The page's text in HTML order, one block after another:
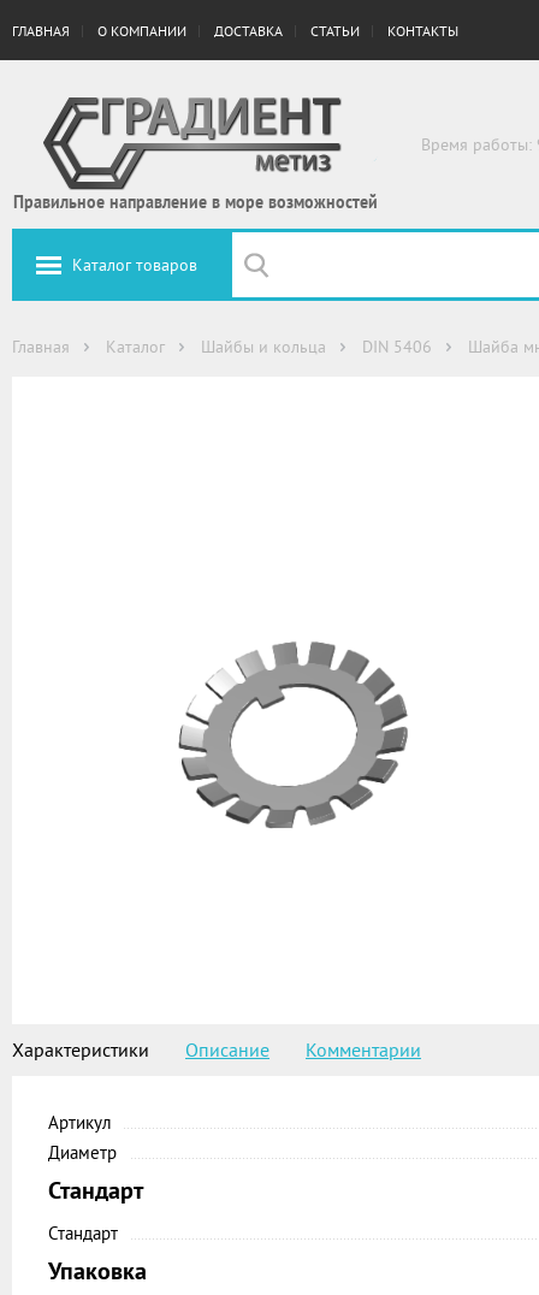
ГЛАВНАЯ О КОМПАНИИ ДОСТАВКА СТАТЬИ КОНТАКТЫ
Правильное направление в море возможностей
Время работы:
Каталог товаров
Главная Каталог Шайбы и кольца DIN 5406 Шайба
Характеристики Описание Комментарии
Артикул
Диаметр
Стандарт
Стандарт
Упаковка